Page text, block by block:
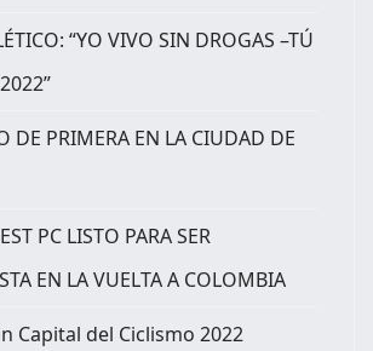
“YO VIVO SIN DROGAS –TÚ
DE PRIMERA EN LA CIUDAD DE
PC LISTO PARA SER
EN LA VUELTA A COLOMBIA
Capital del Ciclismo 2022